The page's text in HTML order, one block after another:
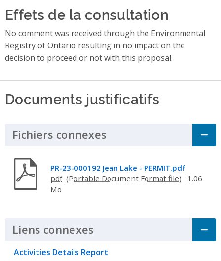
Effets de la consultation
No comment was received through the Environmental
Registry of Ontario resulting in no impact on the
decision to proceed or not with this proposal.
Documents justificatifs
Fichiers connexes Click to Expand
PR-23-000192 Jean Lake - PERMIT.pdf
pdf
1.06
Mo
Liens connexes Click to Expand
Activities Details Report